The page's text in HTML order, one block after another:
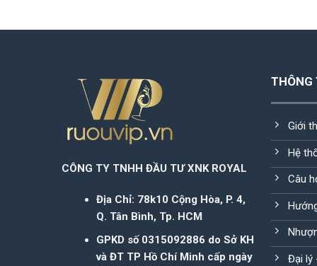
CÔNG TY TNHH ĐẦU TƯ XNK ROYAL
Địa Chỉ: 78k10 Cộng Hòa, P. 4,
Q. Tân Bình, Tp. HCM
GPKD số 0315092886 do Sở KH
và ĐT TP Hồ Chí Minh cấp ngày
THÔNG
Giới
Hệ
Câu
Đại lý